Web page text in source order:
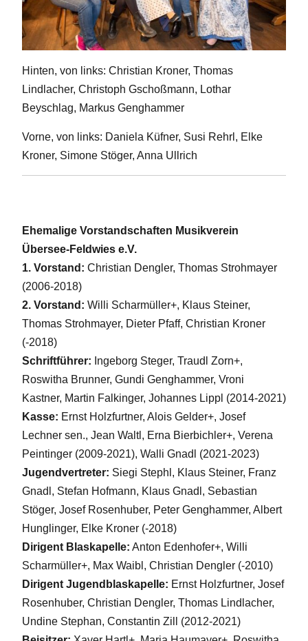
Hinten, von links: Christian Kroner, Thomas
Lindlacher, Christoph Gschoßmann, Lothar
Beyschlag, Markus Genghammer
Vorne, von links: Daniela Küfner, Susi Rehrl, Elke
Kroner, Simone Stöger, Anna Ullrich
Ehemalige Vorstandschaften Musikverein
Übersee-Feldwies e.V.
1. Vorstand: Christian Dengler, Thomas Strohmayer
(2006-2018)
2. Vorstand: Willi Scharmüller+, Klaus Steiner,
Thomas Strohmayer, Dieter Pfaff, Christian Kroner
(-2018)
Schriftführer: Ingeborg Steger, Traudl Zorn+,
Roswitha Brunner, Gundi Genghammer, Vroni
Kastner, Martin Falkinger, Johannes Lippl (2014-2021)
Kasse: Ernst Holzfurtner, Alois Gelder+, Josef
Lechner sen., Jean Waltl, Erna Bierbichler+, Verena
Peintinger (2009-2021), Walli Gnadl (2021-2023)
Jugendvertreter: Siegi Stephl, Klaus Steiner, Franz
Gnadl, Stefan Hofmann, Klaus Gnadl, Sebastian
Stöger, Josef Rosenhuber, Peter Genghammer, Albert
Hunglinger, Elke Kroner (-2018)
Dirigent Blaskapelle: Anton Edenhofer+, Willi
Scharmüller+, Max Waibl, Christian Dengler (-2010)
Dirigent Jugendblaskapelle: Ernst Holzfurtner, Josef
Rosenhuber, Christian Dengler, Thomas Lindlacher,
Undine Stephan, Constantin Zill (2012-2021)